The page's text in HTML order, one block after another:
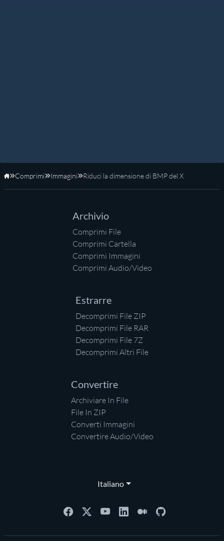
Home
Comprimi Immagini Riduci la dimensione di BMP del X
Archivio
Comprimi File
Comprimi Cartella
Comprimi Immagini
Comprimi Audio/Video
Estrarre
Decomprimi File ZIP
Decomprimi File RAR
Decomprimi File 7Z
Decomprimi Altri File
Convertire
Archiviare In File
File In ZIP
Converti Immagini
Convertire Audio/Video
Italiano